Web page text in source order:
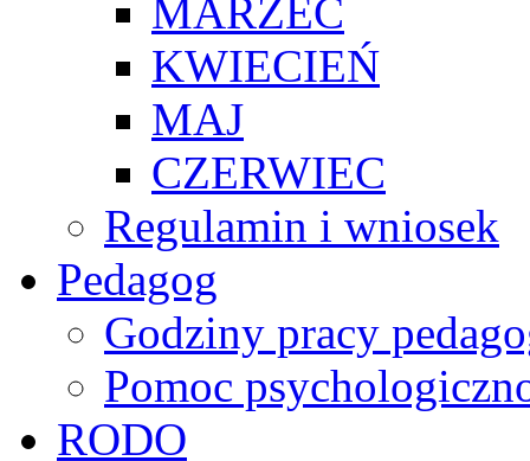
MARZEC
KWIECIEŃ
MAJ
CZERWIEC
Regulamin i wniosek
Pedagog
Godziny pracy
Pomoc
RODO